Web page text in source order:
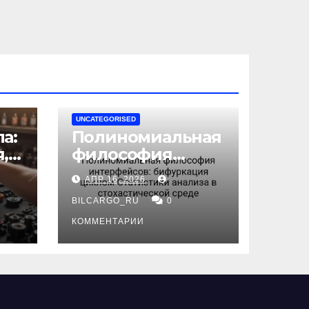
UNCATEGORISED
Полиномиальная
философия
интерфейсов:
бифуркация
циклом
Статистики
анализа в
среде
АПР 16, 2026
BILCARGO_RU 0
КОММЕНТАРИИ